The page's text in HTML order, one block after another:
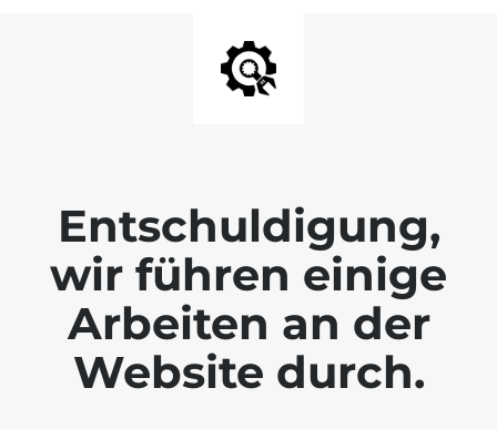
Entschuldigung,
wir führen einige
Arbeiten an der
Website durch.